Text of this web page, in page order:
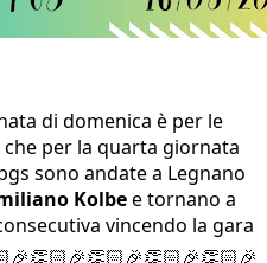
di domenica è per le
che per la quarta giornata
sono andate a Legnano
Kolbee tornano a
vincendo la gara